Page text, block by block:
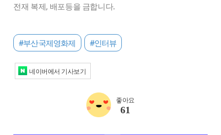
전재 복제, 배포등을 금합니다.
#부산국제영화제 #인터뷰
네이버에서 기사보기
좋아요
61